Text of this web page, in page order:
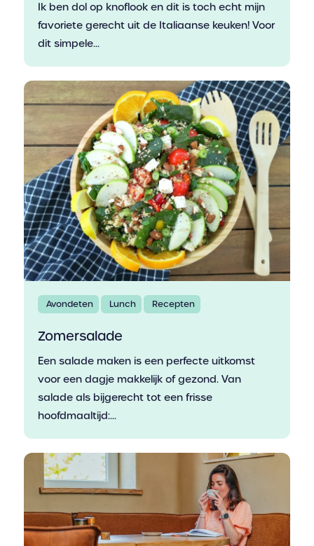
Ik ben dol op knoflook en dit is toch echt mijn
favoriete gerecht uit de Italiaanse keuken! Voor
dit simpele...
Avondeten Lunch Recepten
Zomersalade
Een salade maken is een perfecte uitkomst
voor een dagje makkelijk of gezond. Van
salade als bijgerecht tot een frisse
hoofdmaaltijd:...